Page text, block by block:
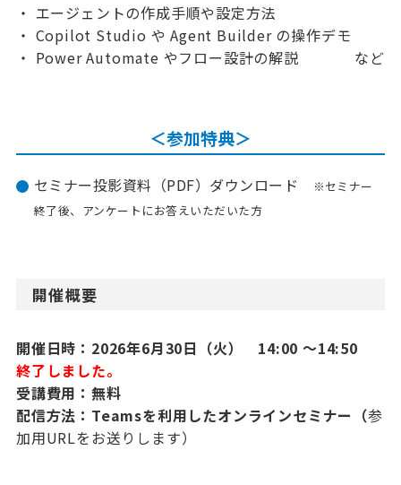
・ エージェントの作成手順や設定方法
・ Copilot Studio や Agent Builder の操作デモ
・ Power Automate やフロー設計の解説 など
＜参加特典＞
セミナー投影資料（PDF）ダウンロード
※セミナー
終了後、アンケートにお答えいただいた方
開催概要
開催日時：2026年6月30日（火） 14:00 ～14:50
終了しました。
受講費用：無料
配信方法：Teamsを利用したオンラインセミナー（参
加用URLをお送りします）